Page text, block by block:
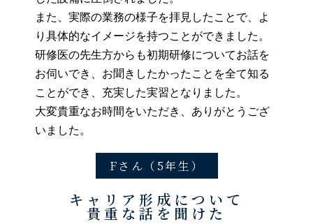
また、実際の業務の様子を拝見したことで、よ
り具体的なイメージを持つことができました。
研修医の先生方からも初期研修についてお話を
お伺いでき、お聞きしたかったことを全て知る
ことができ、充実した実習となりました。
大変貴重なお時間をいただき、ありがとうござ
いました。
Fさん（5年生）
キャリア形成について
貴重な話を聞けた